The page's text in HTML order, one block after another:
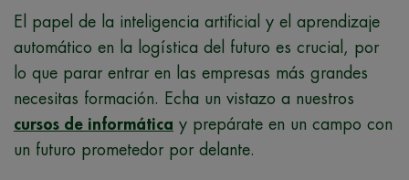
El papel de la inteligencia artificial y el aprendizaje
automático en la logística del futuro es crucial, por
lo que parar entrar en las empresas más grandes
necesitas formación. Echa un vistazo a nuestros
cursos de informática y prepárate en un campo con
un futuro prometedor por delante.